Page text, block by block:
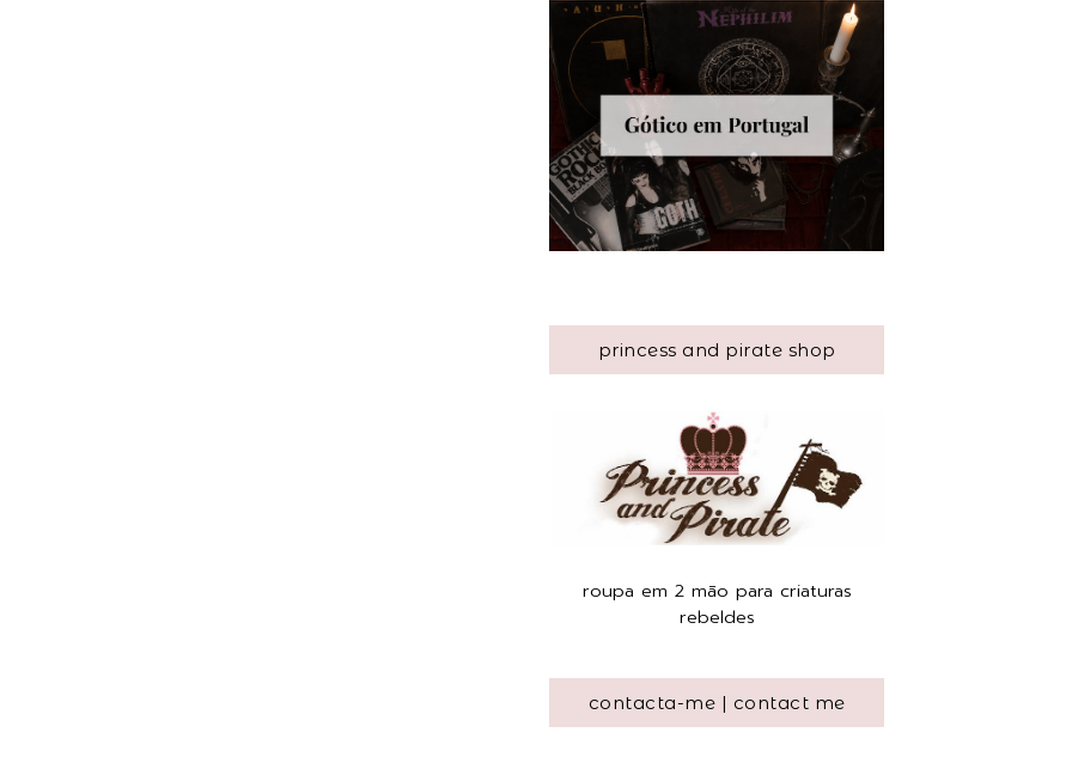
princess and pirate shop
roupa em 2 mão para criaturas
rebeldes
contacta-me | contact me